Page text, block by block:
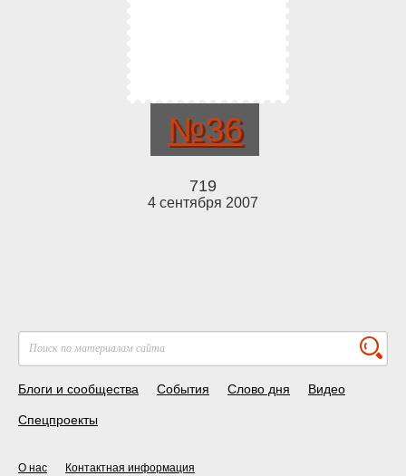
№36
719
4 сентября 2007
Блоги и сообщества События Слово дня Видео
Спецпроекты
О нас Контактная информация